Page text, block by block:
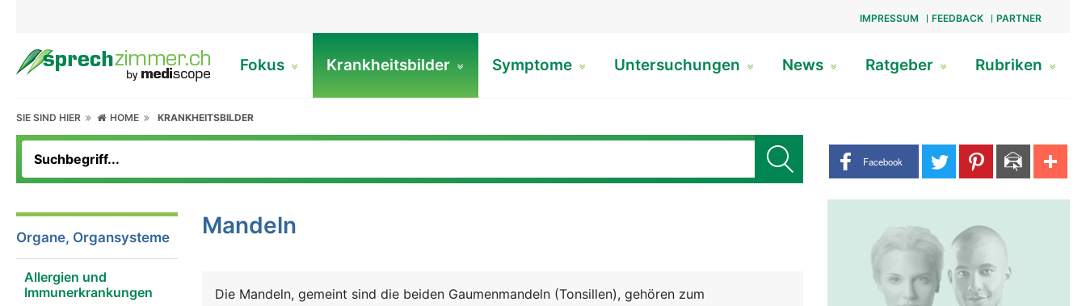
IMPRESSUM FEEDBACK PARTNER
Fokus Krankheitsbilder Symptome Untersuchungen News Ratgeber Rubriken
SIE SIND HIER HOME KRANKHEITSBILDER
Share buttons
Facebook
Organe, Organsysteme
Allergien und
Immunerkrankungen
Mandeln
Die Mandeln, gemeint sind die beiden Gaumenmandeln (Tonsillen), gehören zum